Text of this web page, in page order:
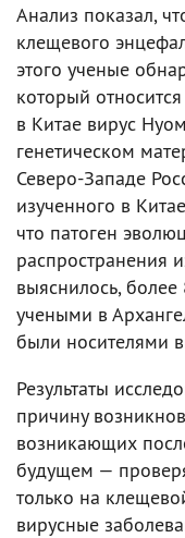
Анализ показал,
клещевого
этого ученые
который
в Китае вирус
генетическом
Северо-Западе
изученного в
что патоген
распространения
выяснилось,
учеными в
были носителями
Результаты
причину
возникающих
будущем —
только на
вирусные